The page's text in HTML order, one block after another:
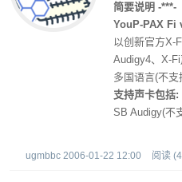
简要说明 -***-
YouP-PAX Fi
以创新官方X-
Audigy4、X-
多国语言(不支
支持声卡包括:
SB Audigy(不
SB Audigy2
ugmbbc 2006-01-22 12:00 阅读